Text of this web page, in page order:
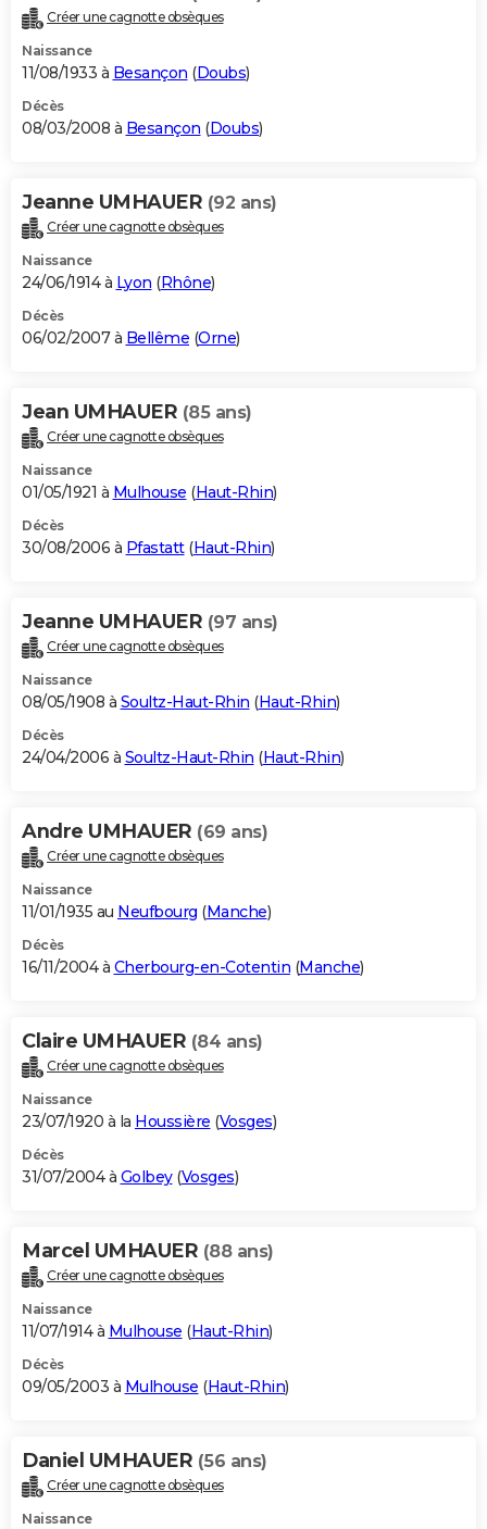
Créer une cagnotte obsèques
Naissance
11/08/1933 à Besançon (Doubs)
Décès
08/03/2008 à Besançon (Doubs)
Jeanne UMHAUER (92 ans)
Créer une cagnotte obsèques
Naissance
24/06/1914 à Lyon (Rhône)
Décès
06/02/2007 à Bellême (Orne)
Jean UMHAUER (85 ans)
Créer une cagnotte obsèques
Naissance
01/05/1921 à Mulhouse (Haut-Rhin)
Décès
30/08/2006 à Pfastatt(Haut-Rhin)
Jeanne UMHAUER (97 ans)
Créer une cagnotte obsèques
Naissance
08/05/1908 à Soultz-Haut-Rhin (Haut-Rhin)
Décès
24/04/2006 à Soultz-Haut-Rhin (Haut-Rhin)
Andre UMHAUER (69 ans)
Créer une cagnotte obsèques
Naissance
11/01/1935 au Neufbourg (Manche)
Décès
16/11/2004 à Cherbourg-en-Cotentin (Manche)
Claire UMHAUER (84 ans)
Créer une cagnotte obsèques
Naissance
23/07/1920 à la Houssière (Vosges)
Décès
31/07/2004 à Golbey(Vosges)
Marcel UMHAUER (88 ans)
Créer une cagnotte obsèques
Naissance
11/07/1914 à Mulhouse (Haut-Rhin)
Décès
09/05/2003 à Mulhouse (Haut-Rhin)
Daniel UMHAUER (56 ans)
Créer une cagnotte obsèques
Naissance